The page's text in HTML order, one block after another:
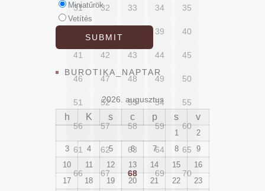
31 32 33 34 35
39 40
41 42 43 44 45
46 47 48 49 50
51 52 53 54 55
56 57 58 59 60
61 62 63 64 65
66 67 68 69 70
Miniatűrök
Vetítés
BUROTIKA_NAPTAR
2026. augusztus
h K s c p s v
1
2
3
4 5 6 7 8
9
10
11 12 13 14 15
16
17
18 19 20 21 22
23